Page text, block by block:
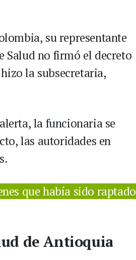
su representante
Salud no firmó el decreto
la subsecretaria,
la funcionaria se
las autoridades en
que había sido raptado
de Antioquia